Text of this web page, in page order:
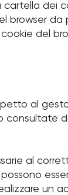
dei
browser da
del
al
consultate
al
un